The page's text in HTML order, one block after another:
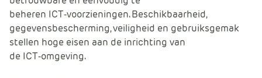
beheren ICT‑voorzieningen. Beschikbaarheid,
gegevensbescherming, veiligheid en gebruiksgemak
stellen hoge eisen aan de inrichting van
de ICT‑omgeving.